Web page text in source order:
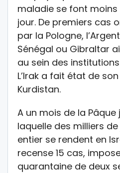
maladie se font
jour. De premiers cas
par la Pologne,
Sénégal ou Gibraltar
au sein des
L’Irak a fait état de
Kurdistan.
A un mois de la Pâque
laquelle des milliers
entier se rendent en
recense 15 cas,
quarantaine de deux